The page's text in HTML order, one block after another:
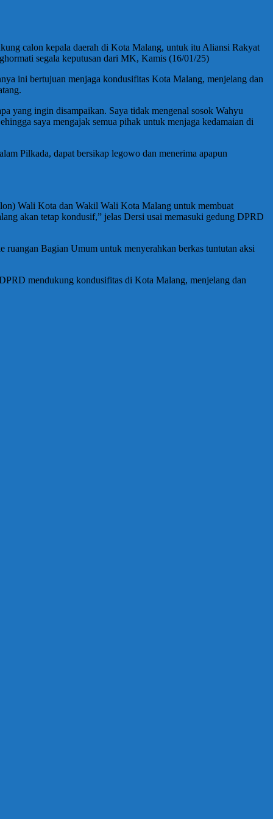
calon kepala daerah di Kota Malang, untuk itu Aliansi Rakyat
segala keputusan dari MK, Kamis (16/01/25)
ini bertujuan menjaga kondusifitas Kota Malang, menjelang dan
yang ingin disampaikan. Saya tidak mengenal sosok Wahyu
saya mengajak semua pihak untuk menjaga kedamaian di
Pilkada, dapat bersikap legowo dan menerima apapun
Wali Kota dan Wakil Wali Kota Malang untuk membuat
akan tetap kondusif,” jelas Dersi usai memasuki gedung DPRD
Bagian Umum untuk menyerahkan berkas tuntutan aksi
mendukung kondusifitas di Kota Malang, menjelang dan